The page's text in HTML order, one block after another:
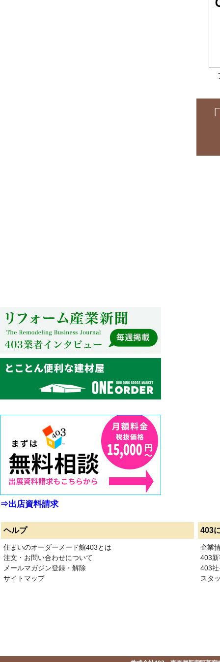
⇒出店資料請求
ヘルプ 403
住まいのオーダーメード館403とは
注文・お問い合わせについて
メールマガジン登録・解除
サイトマップ
企業
403
403
スタ